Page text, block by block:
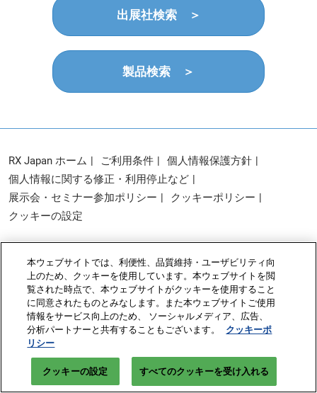
出展社検索 ＞
製品検索 ＞
RX Japan ホーム ご利用条件
個人情報保護方針
個人情報に関する修正・利用停止など
展示会・セミナー参加ポリシー
クッキーポリシー
クッキーの設定
Copyright © RX Japan Ltd.
本ウェブサイトでは、利便性、品質維持・ユーザビリティ向
上のため、クッキーを使用しています。本ウェブサイトを閲
覧された時点で、本ウェブサイトがクッキーを使用すること
に同意されたものとみなします。また本ウェブサイトご使用
情報をサービス向上のため、 ソーシャルメディア、広告、
分析パートナーと共有することもございます。
クッキーポ
リシー
クッキーの設定 すべてのクッキーを受け入れる